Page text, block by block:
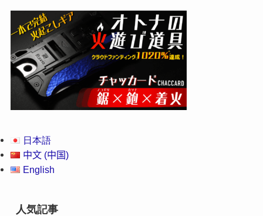
日本語
中文 (中国)
English
人気記事